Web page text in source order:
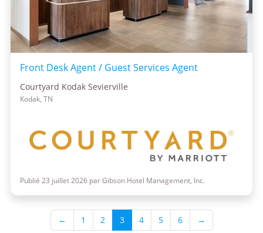
Front Desk Agent / Guest Services Agent
Courtyard Kodak Sevierville
Kodak, TN
Publié 23 juillet 2026 par Gibson Hotel Management, Inc.
← 1 2 3 4 5 6 →